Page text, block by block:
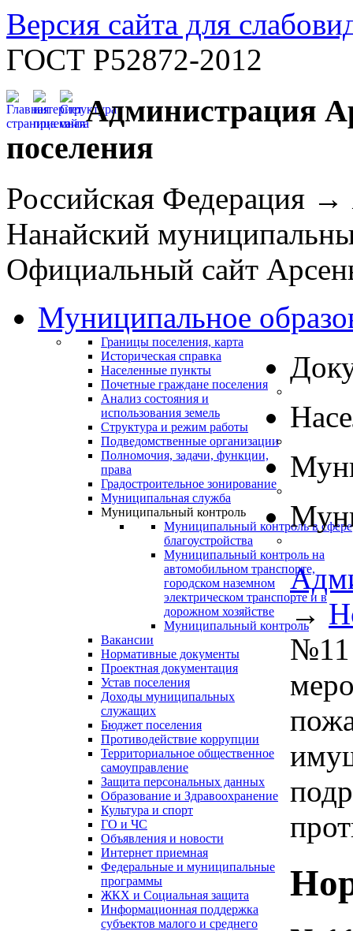
Версия сайта для
ГОСТ Р52872-2012
Администрация
поселения
Российская Федерация
Нанайский
Официальный сайт
Муниципальное
Границы поселения, карта
Историческая справка
Населенные пункты
Почетные граждане поселения
Анализ состояния и
использования земель
Структура и режим работы
Подведомственные организации
Полномочия, задачи, функции,
права
Градостроительное зонирование
Муниципальная служба
Муниципальный контроль
Муниципальный контроль в сфере
благоустройства
Муниципальный контроль на
автомобильном транспорте,
городском наземном
электрическом транспорте и в
дорожном хозяйстве
Муниципальный контроль
Вакансии
Нормативные документы
Проектная документация
Устав поселения
Доходы муниципальных
служащих
Бюджет поселения
Противодействие коррупции
Территориальное общественное
самоуправление
Защита персональных данных
Образование и Здравоохранение
Культура и спорт
ГО и ЧС
Объявления и новости
Интернет приемная
Федеральные и муниципальные
программы
ЖКХ и Социальная защита
Информационная поддержка
субъектов малого и среднего
→
№11